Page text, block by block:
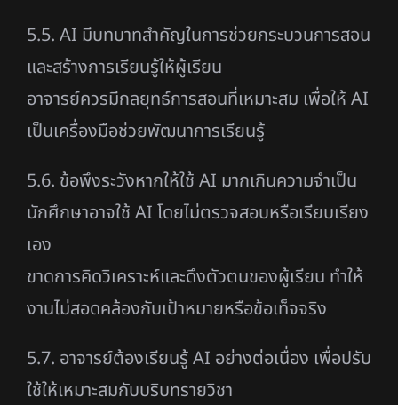
5.5. AI มีบทบาทสำคัญในการช่วยกระบวนการสอน
และสร้างการเรียนรู้ให้ผู้เรียน
อาจารย์ควรมีกลยุทธ์การสอนที่เหมาะสม เพื่อให้ AI
เป็นเครื่องมือช่วยพัฒนาการเรียนรู้
5.6. ข้อพึงระวังหากให้ใช้ AI มากเกินความจำเป็น
นักศึกษาอาจใช้ AI โดยไม่ตรวจสอบหรือเรียบเรียง
เอง
ขาดการคิดวิเคราะห์และดึงตัวตนของผู้เรียน ทำให้
งานไม่สอดคล้องกับเป้าหมายหรือข้อเท็จจริง
5.7. อาจารย์ต้องเรียนรู้ AI อย่างต่อเนื่อง เพื่อปรับ
ใช้ให้เหมาะสมกับบริบทรายวิชา